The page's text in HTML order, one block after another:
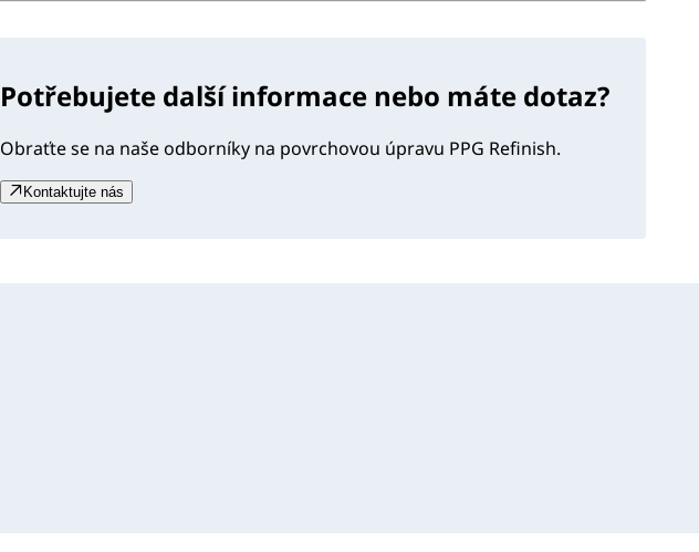
Potřebujete další informace nebo máte dotaz?
Obraťte se na naše odborníky na povrchovou úpravu PPG Refinish.
Kontaktujte nás